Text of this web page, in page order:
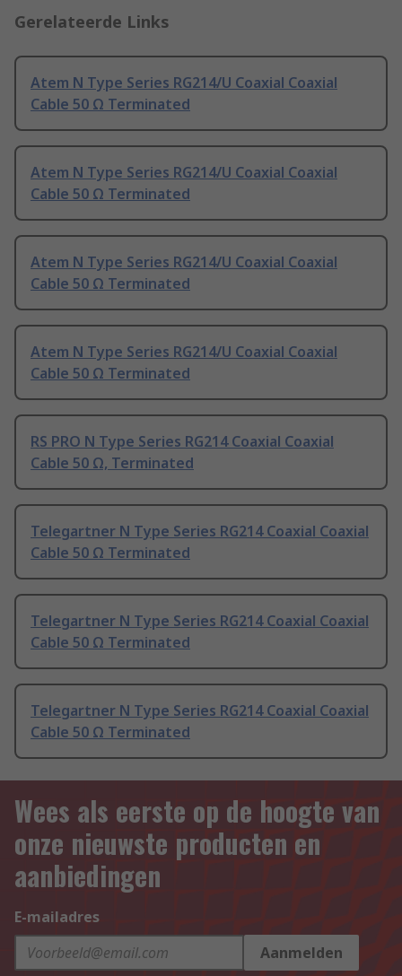
Gerelateerde Links
Atem N Type Series RG214/U Coaxial Coaxial
Cable 50 Ω Terminated
Atem N Type Series RG214/U Coaxial Coaxial
Cable 50 Ω Terminated
Atem N Type Series RG214/U Coaxial Coaxial
Cable 50 Ω Terminated
Atem N Type Series RG214/U Coaxial Coaxial
Cable 50 Ω Terminated
RS PRO N Type Series RG214 Coaxial Coaxial
Cable 50 Ω, Terminated
Telegartner N Type Series RG214 Coaxial Coaxial
Cable 50 Ω Terminated
Telegartner N Type Series RG214 Coaxial Coaxial
Cable 50 Ω Terminated
Telegartner N Type Series RG214 Coaxial Coaxial
Cable 50 Ω Terminated
Wees als eerste op de hoogte van
onze nieuwste producten en
aanbiedingen
E-mailadres
Aanmelden